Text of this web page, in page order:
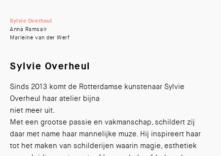
Sylvie Overheul
Anna Ramsair
Marleine van der Werf
Sylvie Overheul
Sinds 2013 komt de Rotterdamse kunstenaar Sylvie
Overheul haar atelier bijna
niet meer uit.
Met een grootse passie en vakmanschap, schildert zij
daar met name haar mannelijke muze. Hij inspireert haar
tot het maken van schilderijen waarin magie, esthetiek